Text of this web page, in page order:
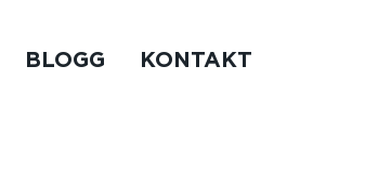
BLOGG KONTAKT